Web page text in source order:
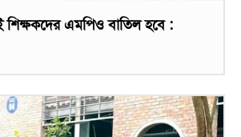
শিক্ষকদের এমপিও বাতিল হবে :